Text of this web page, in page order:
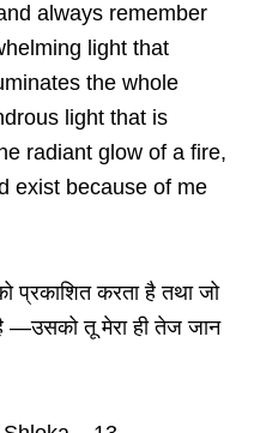
always remember
light that
the whole
light that is
radiant glow of a fire,
exist because of me
प्रकाशित करता है तथा जो
—उसको तू मेरा ही तेज जान